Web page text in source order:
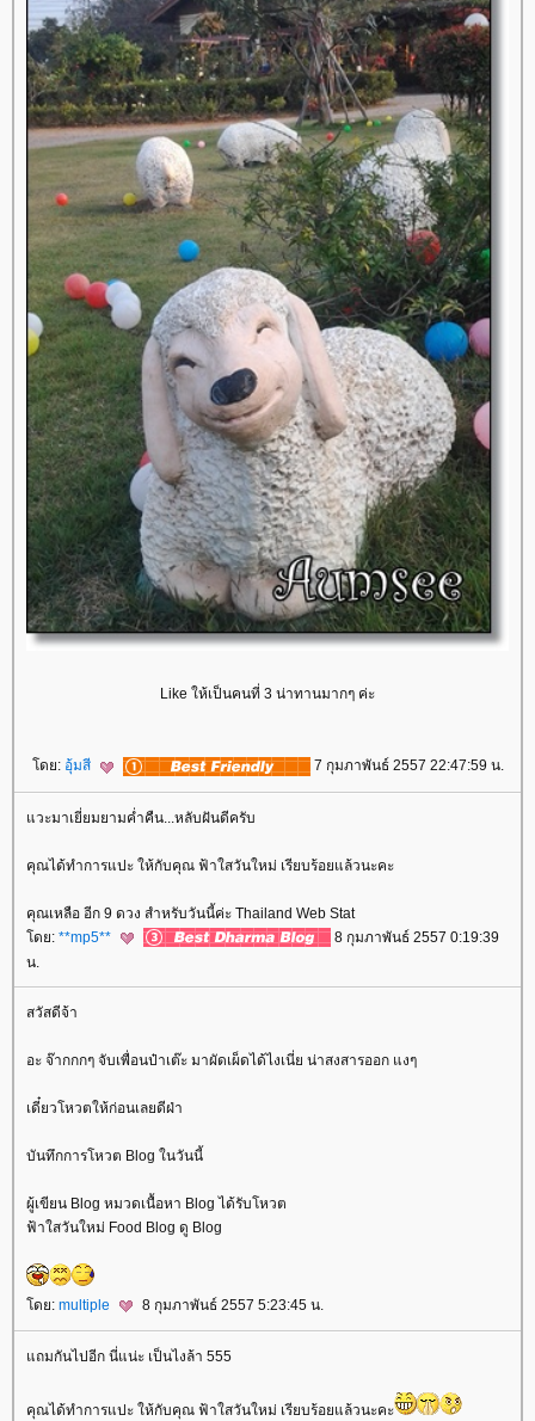
Like ให้เป็นคนที่ 3 น่าทานมากๆ ค่ะ
ดย: อุ้มสี 7 กุมภาพันธ์ 2557 22:47:59 น.
วะมาเยี่ยมยามค่ำคืน...หลับฝันดีครับ
คุณได้ทำการแปะ ให้กับคุณ ฟ้าใสวันใหม่ เรียบร้อยแล้วนะคะ
คุณเหลือ อีก 9 ดวง สำหรับวันนี้ค่ะ Thailand Web Stat
ดย: **mp5**
8 กุมภาพันธ์ 2557 0:19:39
น.
สวัสดีจ้า
อะ จ๊ากกกๆ จับเพื่อนป๋าเต๊ะ มาผัดเผ็ดได้ไงเนี่ย น่าสงสารออก แงๆ
เดี๋ยวโหวตให้ก่อนเลยดีฝ่า
บันทึกการโหวต Blog ในวันนี้
ผู้เขียน Blog หมวดเนื้อหา Blog ได้รับโหวต
ฟ้าใสวันใหม่ Food Blog ดู Blog
ดย: multiple 8 กุมภาพันธ์ 2557 5:23:45 น.
ถมกันไปอีก นี่แน่ะ เป็นไงล้า 555
คุณได้ทำการแปะ ให้กับคุณ ฟ้าใสวันใหม่ เรียบร้อยแล้วนะคะ